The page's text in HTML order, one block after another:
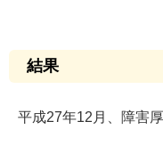
結果
平成27年12月、障害